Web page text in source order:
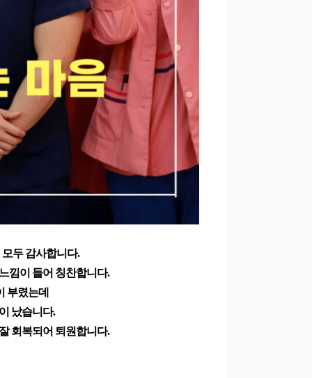
두 감사합니다.
낌이 들어 칭찬합니다.
부렸는데
났습니다.
회복되어 퇴원합니다.